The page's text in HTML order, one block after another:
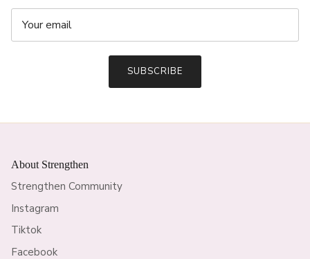
SUBSCRIBE
About Strengthen
Strengthen Community
Instagram
Tiktok
Facebook